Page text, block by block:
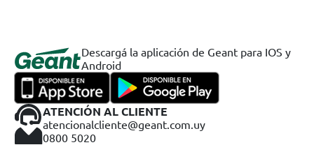
Descargá la aplicación de Geant para IOS y
Android
ATENCIÓN AL CLIENTE
atencionalcliente@geant.com.uy
0800 5020